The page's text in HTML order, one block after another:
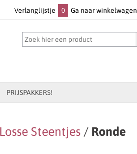
Ga naar winkelwagen
Verlanglijstje 0
PRIJSPAKKERS!
Losse Steentjes / Ronde